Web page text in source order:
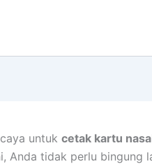
untuk cetak kartu
Anda tidak perlu bingung